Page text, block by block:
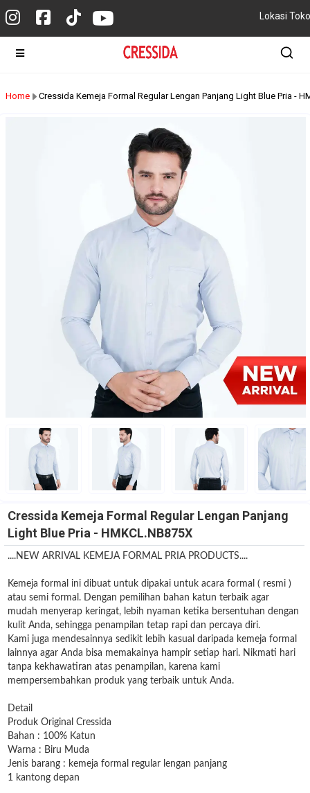
Lokasi Toko
Home Cressida Kemeja Formal Regular Lengan Panjang Light Blue Pria -
Cressida Kemeja Formal Regular Lengan Panjang
Light Blue Pria - HMKCL.NB875X
....NEW ARRIVAL KEMEJA FORMAL PRIA PRODUCTS....
Kemeja formal ini dibuat untuk dipakai untuk acara formal ( resmi )
atau semi formal. Dengan pemilihan bahan katun terbaik agar
mudah menyerap keringat, lebih nyaman ketika bersentuhan dengan
kulit Anda, sehingga penampilan tetap rapi dan percaya diri.
Kami juga mendesainnya sedikit lebih kasual daripada kemeja formal
lainnya agar Anda bisa memakainya hampir setiap hari. Nikmati hari
tanpa kekhawatiran atas penampilan, karena kami
mempersembahkan produk yang terbaik untuk Anda.
Detail
Produk Original Cressida
Bahan : 100% Katun
Warna : Biru Muda
Jenis barang : kemeja formal regular lengan panjang
1 kantong depan